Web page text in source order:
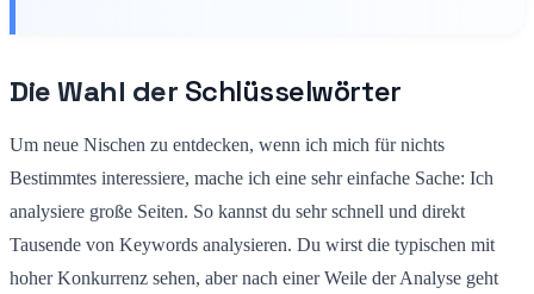
Die Wahl der Schlüsselwörter
Um neue Nischen zu entdecken, wenn ich mich für nichts
Bestimmtes interessiere, mache ich eine sehr einfache Sache: Ich
analysiere große Seiten. So kannst du sehr schnell und direkt
Tausende von Keywords analysieren. Du wirst die typischen mit
hoher Konkurrenz sehen, aber nach einer Weile der Analyse geht